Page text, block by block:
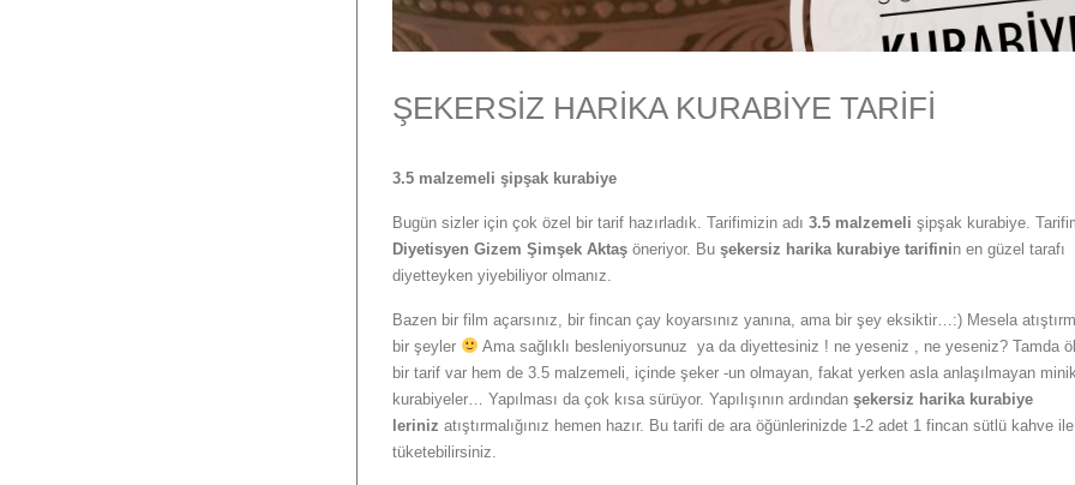
ŞEKERSİZ HARİKA KURABİYE TARİFİ
3.5 malzemeli şipşak kurabiye
Bugün sizler için çok özel bir tarif hazırladık. Tarifimizin adı 3.5 malzemeli şipşak kurabiye.
Diyetisyen Gizem Şimşek Aktaş öneriyor. Bu şekersiz harika kurabiye tarifinin en güzel tarafı
diyetteyken yiyebiliyor olmanız.
Bazen bir film açarsınız, bir fincan çay koyarsınız yanına, ama bir şey eksiktir…:) Mesela
bir şeyler
Ama sağlıklı besleniyorsunuz ya da diyettesiniz ! ne yeseniz , ne yeseniz? Tamda
bir tarif var hem de 3.5 malzemeli, içinde şeker -un olmayan, fakat yerken asla anlaşılmayan minik
kurabiyeler… Yapılması da çok kısa sürüyor. Yapılışının ardından şekersiz harika kurabiye
leriniz atıştırmalığınız hemen hazır. Bu tarifi de ara öğünlerinizde 1-2 adet 1 fincan sütlü kahve ile
tüketebilirsiniz.